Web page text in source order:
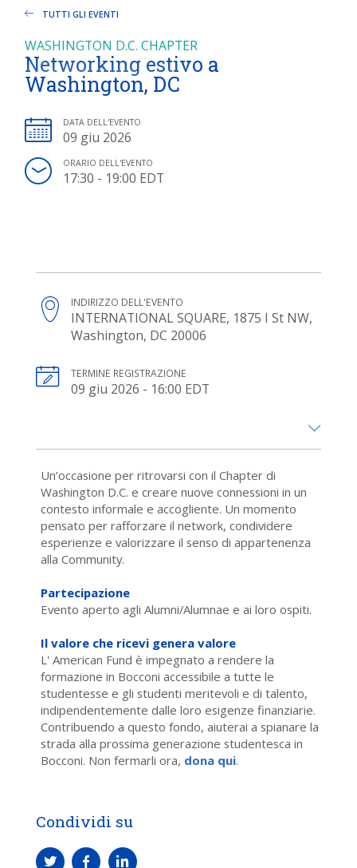
TUTTI GLI EVENTI
WASHINGTON D.C. CHAPTER
Networking estivo a
Washington, DC
DATA DELL'EVENTO
09 giu 2026
ORARIO DELL'EVENTO
17:30 - 19:00 EDT
INDIRIZZO DELL'EVENTO
INTERNATIONAL SQUARE, 1875 I St NW,
Washington, DC 20006
TERMINE REGISTRAZIONE
09 giu 2026 - 16:00 EDT
Un’occasione per ritrovarsi con il Chapter di
Washington D.C. e creare nuove connessioni in un
contesto informale e accogliente. Un momento
pensato per rafforzare il network, condividere
esperienze e valorizzare il senso di appartenenza
alla Community.
Partecipazione
Evento aperto agli Alumni/Alumnae e ai loro ospiti.
Il valore che ricevi genera valore
L' American Fund è impegnato a rendere la
formazione in Bocconi accessibile a tutte le
studentesse e gli studenti meritevoli e di talento,
indipendentemente dalle loro esigenze finanziarie.
Contribuendo a questo fondo, aiuterai a spianare la
strada alla prossima generazione studentesca in
Bocconi. Non fermarli ora, dona qui.
Condividi su